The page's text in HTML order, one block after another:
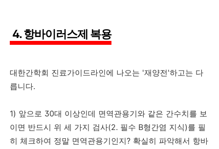
4. 항바이러스제 복용
대한간학회 진료가이드라인에 나오는 '재양전'하고는 다
릅니다.
1) 앞으로 30대 이상인데 면역관용기와 같은 간수치를 보
이면 반드시 위 세 가지 검사(2. 필수 B형간염 지식)를 필
히 체크하여 정말 면역관용기인지? 확실히 파악해서 항바